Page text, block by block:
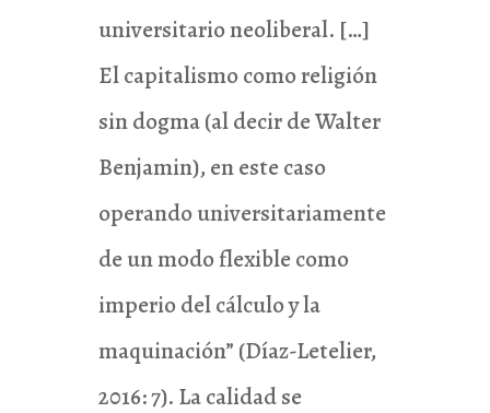
universitario neoliberal. […]
El capitalismo como religión
sin dogma (al decir de Walter
Benjamin), en este caso
operando universitariamente
de un modo flexible como
imperio del cálculo y la
maquinación” (Díaz-Letelier,
2016: 7). La calidad se